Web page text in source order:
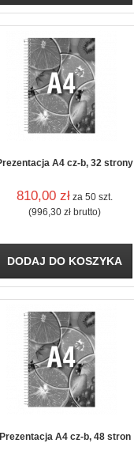
A4 cz-b, 32 strony
810,00 zł za 50 szt.
(996,30 zł brutto)
DODAJ DO KOSZYKA
Prezentacja A4 cz-b, 48 stron